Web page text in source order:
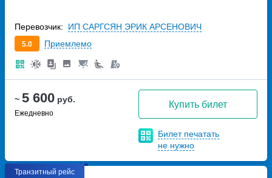
~ 5 600 руб.
Ежедневно
Купить билет
Билет печатать
не нужно
5.0 Приемлемо
Перевозчик: ИП САРГСЯН ЭРИК АРСЕНОВИЧ
Транзитный рейс